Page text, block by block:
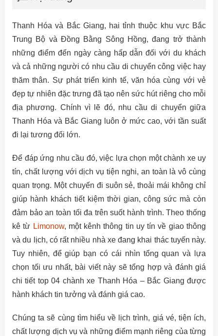
Thanh Hóa và Bắc Giang, hai tỉnh thuộc khu vực Bắc
Trung Bộ và Đồng Bằng Sông Hồng, đang trở thành
những điểm đến ngày càng hấp dẫn đối với du khách
và cả những người có nhu cầu di chuyển công việc hay
thăm thân. Sự phát triển kinh tế, văn hóa cùng với vẻ
đẹp tự nhiên đặc trưng đã tạo nên sức hút riêng cho mỗi
địa phương. Chính vì lẽ đó, nhu cầu di chuyển giữa
Thanh Hóa và Bắc Giang luôn ở mức cao, với tần suất
đi lại tương đối lớn.
Để đáp ứng nhu cầu đó, việc lựa chọn một chành xe uy
tín, chất lượng với dịch vụ tiện nghi, an toàn là vô cùng
quan trọng. Một chuyến đi suôn sẻ, thoải mái không chỉ
giúp hành khách tiết kiệm thời gian, công sức mà còn
đảm bảo an toàn tối đa trên suốt hành trình. Theo thống
kê từ Limonow, một kênh thông tin uy tín về giao thông
và du lịch, có rất nhiều nhà xe đang khai thác tuyến này.
Tuy nhiên, để giúp bạn có cái nhìn tổng quan và lựa
chọn tối ưu nhất, bài viết này sẽ tổng hợp và đánh giá
chi tiết top 04 chành xe Thanh Hóa – Bắc Giang được
hành khách tin tưởng và đánh giá cao.
Chúng ta sẽ cùng tìm hiểu về lịch trình, giá vé, tiện ích,
chất lượng dịch vụ và những điểm mạnh riêng của từng